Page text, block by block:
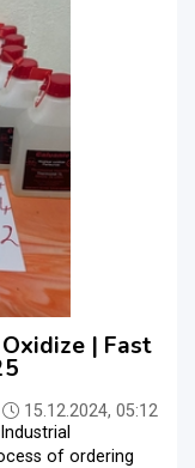
| Fast
15.12.2024, 05:12
of ordering